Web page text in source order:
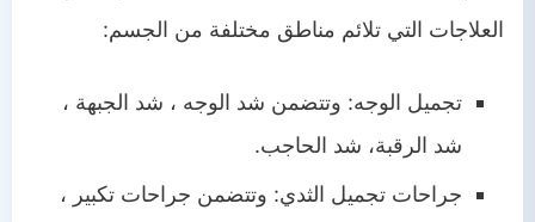
العلاجات التي تلائم مناطق مختلفة من الجسم:
تجميل الوجه: وتتضمن شد الوجه ، شد الجبهة ،
شد الرقبة، شد الحاجب.
جراحات تجميل الثدي: وتتضمن جراحات تكبير ،